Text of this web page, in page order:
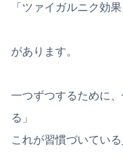
「ツァイガルニク効果
があります。
一つずつするために
る」
これが習慣づいてい